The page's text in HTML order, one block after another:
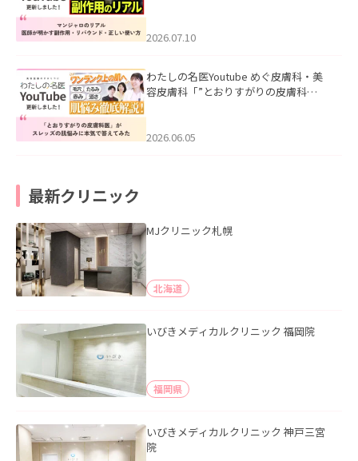
た。
2026.07.10
わたしの名医Youtube めぐ皮膚科・美
容皮膚科「”とおりすがりの皮膚科
2026.06.05
最新クリニック
MJクリニック札幌
北海道
いびきメディカルクリニック 福岡院
福岡県
いびきメディカルクリニック 神戸三宮
院